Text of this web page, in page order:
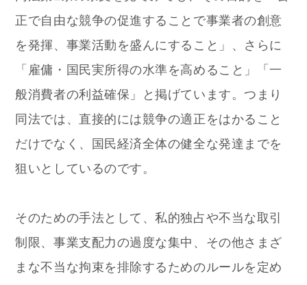
正で自由な競争の促進することで事業者の創意
を発揮、事業活動を盛んにすること」、さらに
「雇傭・国民実所得の水準を高めること」「一
般消費者の利益確保」と掲げています。つまり
同法では、直接的には競争の適正をはかること
だけでなく、国民経済全体の健全な発達までを
狙いとしているのです。
そのための手法として、私的独占や不当な取引
制限、事業支配力の過度な集中、その他さまざ
まな不当な拘束を排除するためのルールを定め